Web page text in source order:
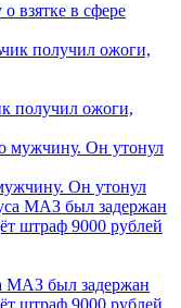
взятке в сфере
получил ожоги,
Он утонул
МАЗ был задержан